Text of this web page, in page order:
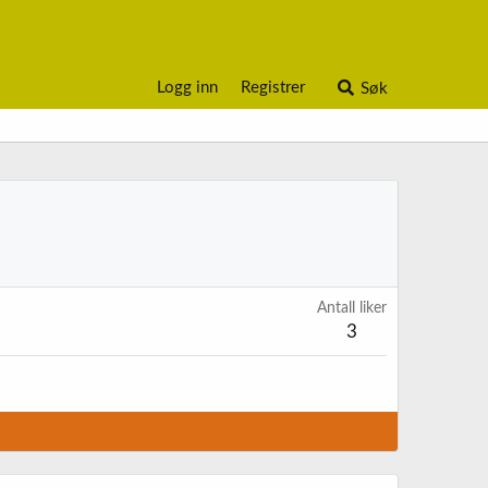
Logg inn Registrer Søk
Antall liker
3